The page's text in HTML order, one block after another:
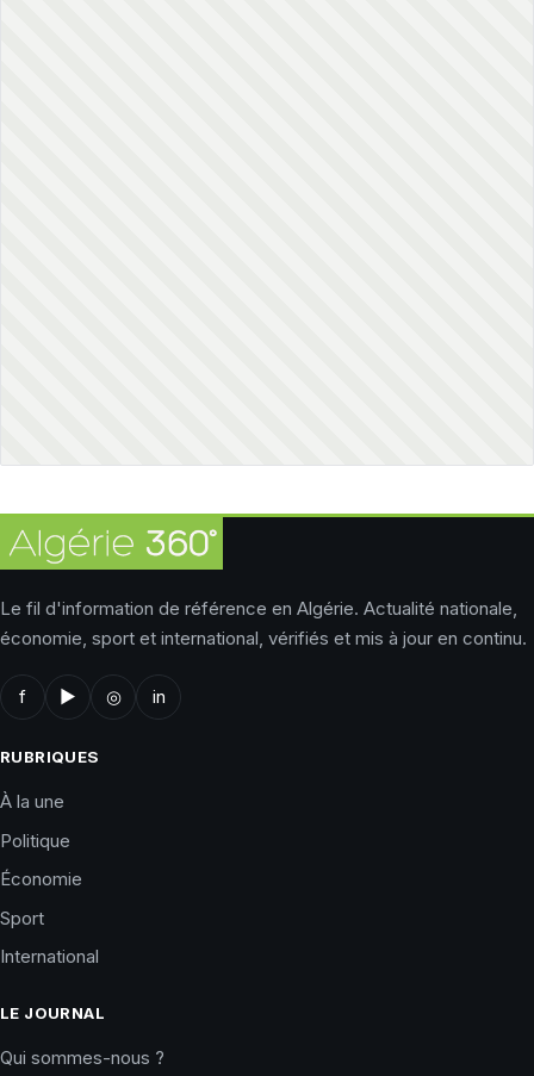
Le fil d'information de référence en Algérie. Actualité nationale,
économie, sport et international, vérifiés et mis à jour en continu.
f ▶ ◎ in
RUBRIQUES
À la une
Politique
Économie
Sport
International
LE JOURNAL
Qui sommes-nous ?